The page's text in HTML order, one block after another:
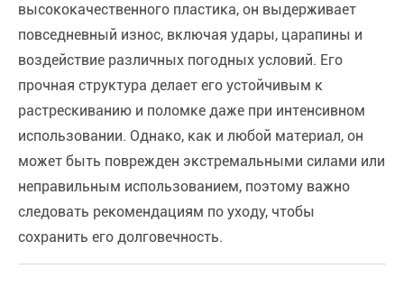
высококачественного пластика, он выдерживает
повседневный износ, включая удары, царапины и
воздействие различных погодных условий. Его
прочная структура делает его устойчивым к
растрескиванию и поломке даже при интенсивном
использовании. Однако, как и любой материал, он
может быть поврежден экстремальными силами или
неправильным использованием, поэтому важно
следовать рекомендациям по уходу, чтобы
сохранить его долговечность.